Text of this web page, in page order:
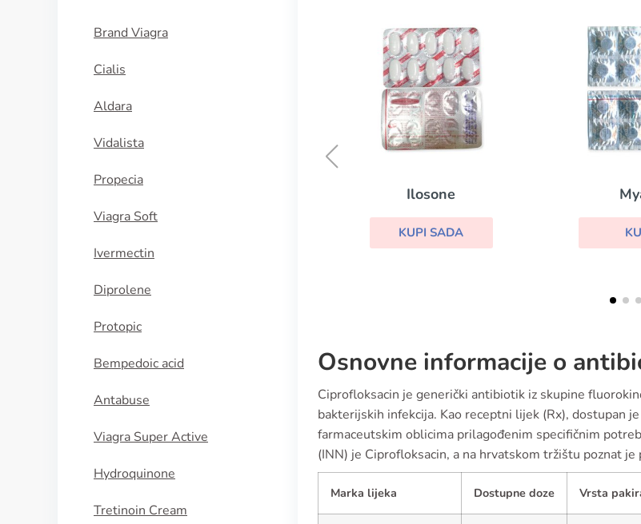
Brand Viagra
Cialis
Aldara
Vidalista
Propecia
Viagra Soft
Ivermectin
Diprolene
Protopic
Bempedoic acid
Antabuse
Viagra Super Active
Hydroquinone
Tretinoin Cream
Myambutol
KUPI SADA
Osnovne informacije o
Ciprofloksacin je generički antibiotik iz skupine
bakterijskih infekcija. Kao receptni lijek (Rx), dostupan
farmaceutskim oblicima prilagođenim specifičnim
(INN) je Ciprofloksacin, a na hrvatskom tržištu poznat je
Marka lijeka Dostupne doze Vrsta